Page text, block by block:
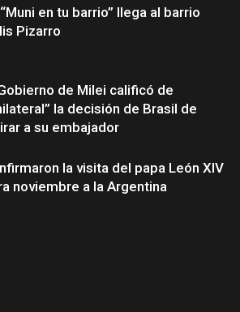
en tu barrio” llega al barrio
Pizarro
de Milei calificó de
la decisión de Brasil de
a su embajador
la visita del papa León XIV
noviembre a la Argentina